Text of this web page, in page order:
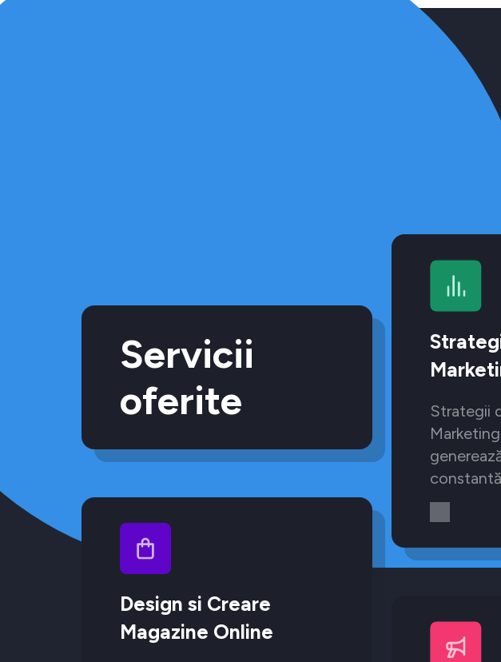
Servicii
oferite
Design si Creare
Magazine Online
Strategii